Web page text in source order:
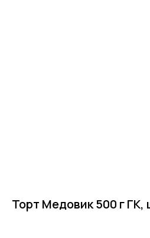
Торт Медовик 500 г ГК,